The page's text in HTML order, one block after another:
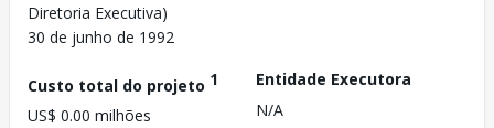
Diretoria Executiva)
30 de junho de 1992
Custo total do projeto 1
US$ 0.00 milhões
Entidade Executora
N/A